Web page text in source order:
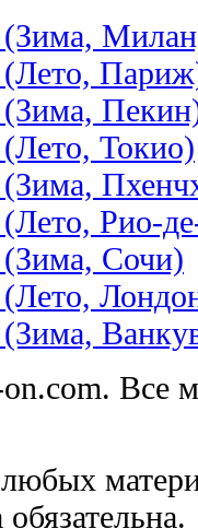
Токио)
Рио-
Сочи)
Все